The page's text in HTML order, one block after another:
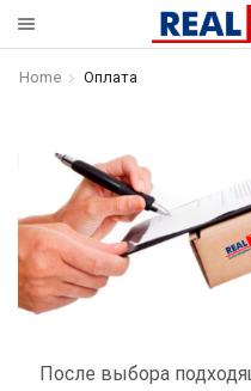
Home Оплата
После выбора